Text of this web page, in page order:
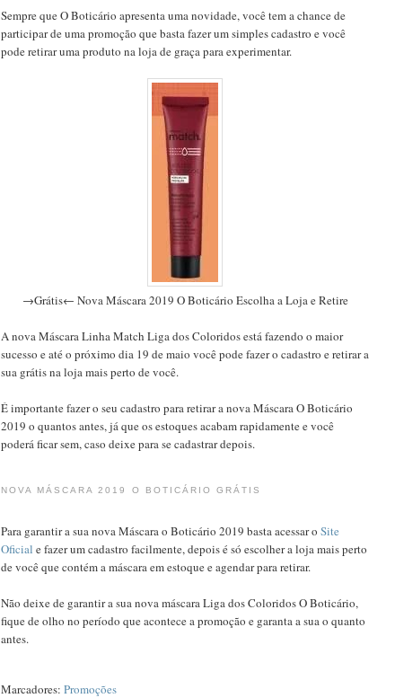
Sempre que O Boticário apresenta uma novidade, você tem a chance de
participar de uma promoção que basta fazer um simples cadastro e você
pode retirar uma produto na loja de graça para experimentar.
→Grátis← Nova Máscara 2019 O Boticário Escolha a Loja e Retire
A nova Máscara Linha Match Liga dos Coloridos está fazendo o maior
sucesso e até o próximo dia 19 de maio você pode fazer o cadastro e retirar a
sua grátis na loja mais perto de você.
É importante fazer o seu cadastro para retirar a nova Máscara O Boticário
2019 o quantos antes, já que os estoques acabam rapidamente e você
poderá ficar sem, caso deixe para se cadastrar depois.
NOVA MÁSCARA 2019 O BOTICÁRIO GRÁTIS
Para garantir a sua nova Máscara o Boticário 2019 basta acessar o Site
Oficial e fazer um cadastro facilmente, depois é só escolher a loja mais perto
de você que contém a máscara em estoque e agendar para retirar.
Não deixe de garantir a sua nova máscara Liga dos Coloridos O Boticário,
fique de olho no período que acontece a promoção e garanta a sua o quanto
antes.
Marcadores: Promoções